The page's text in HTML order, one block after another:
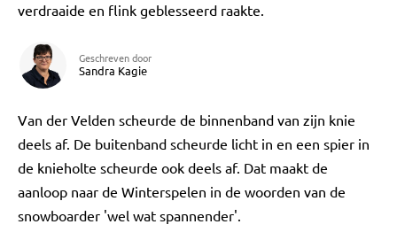
verdraaide en flink geblesseerd raakte.
Geschreven door
Sandra Kagie
Van der Velden scheurde de binnenband van zijn knie
deels af. De buitenband scheurde licht in en een spier in
de knieholte scheurde ook deels af. Dat maakt de
aanloop naar de Winterspelen in de woorden van de
snowboarder 'wel wat spannender'.